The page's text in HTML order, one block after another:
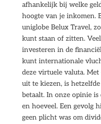
afhankelijk bij welke
hoogte van je inkomen.
uniglobe Belux Travel,
kunt staan of zitten.
investeren in de
kunt internationale
deze virtuele valuta. Met
uit te kiezen, is
betaalt. In onze opinie
en hoeveel. Een gevolg
geen plicht was om